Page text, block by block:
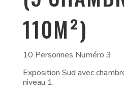
110M²)
10 Personnes Numéro 3
Exposition Sud avec
niveau 1.